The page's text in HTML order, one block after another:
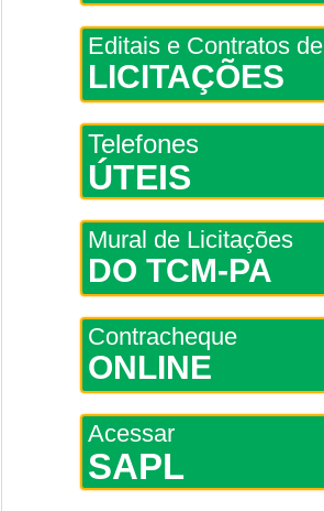
Editais e Contratos de
LICITAÇÕES
Telefones
ÚTEIS
Mural de Licitações
DO TCM-PA
Contracheque
ONLINE
Acessar
SAPL